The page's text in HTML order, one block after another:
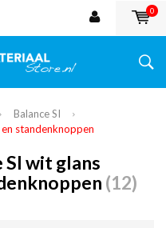
0
Balance SI
standenknoppen
SI wit glans
(12)